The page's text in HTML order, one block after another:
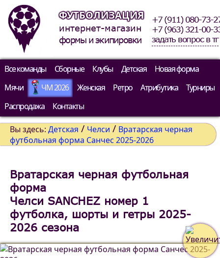
ФУТБОЛИЗАЦИЯ
интернет-магазин
формы и экипировки
+7 (911) 080-73-
+7 (963) 321-00-
задать вопрос в тг
Все команды Сборные Клубы Детская
Новая форма
Мячи
ЧМ 2026 Женская Ретро Атрибутика
Турниры
Распродажа
Контакты
Вы здесь: Детская / Челси / Вратарская черная
футбольная форма Санчес 2025-2026
Вратарская черная футбольная
форма
Челси SANCHEZ номер 1
футболка, шорты и гетры 2025-
2026 сезона